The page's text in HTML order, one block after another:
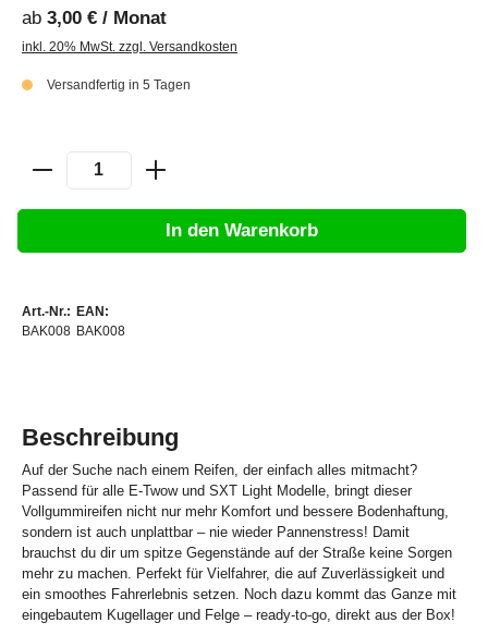
ab 3,00 € / Monat
inkl. 20% MwSt. zzgl. Versandkosten
Versandfertig in 5 Tagen
In den Warenkorb
Art.-Nr.:
BAK008
EAN:
BAK008
Beschreibung
Auf der Suche nach einem Reifen, der einfach alles mitmacht?
Passend für alle E-Twow und SXT Light Modelle, bringt dieser
Vollgummireifen nicht nur mehr Komfort und bessere Bodenhaftung,
sondern ist auch unplattbar – nie wieder Pannenstress! Damit
brauchst du dir um spitze Gegenstände auf der Straße keine Sorgen
mehr zu machen. Perfekt für Vielfahrer, die auf Zuverlässigkeit und
ein smoothes Fahrerlebnis setzen. Noch dazu kommt das Ganze mit
eingebautem Kugellager und Felge – ready-to-go, direkt aus der Box!